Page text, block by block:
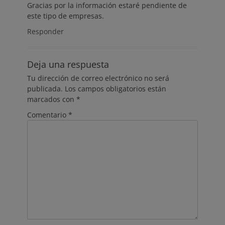
Gracias por la información estaré pendiente de
este tipo de empresas.
Responder
Deja una respuesta
Tu dirección de correo electrónico no será
publicada. Los campos obligatorios están
marcados con *
Comentario *